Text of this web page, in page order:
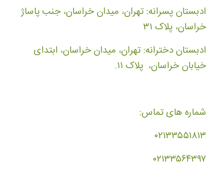
ادبستان پسرانه: تهران، میدان خراسان، جنب پاساژ
خراسان، پلاک ۳۱
ادبستان دخترانه: تهران، میدان خراسان، ابتدای
خیابان خراسان، پلاک ۱۱.
شماره های تماس:
۰۲۱۳۳۵۵۱۸۱۳
۰۲۱۳۳۵۶۴۳۹۷